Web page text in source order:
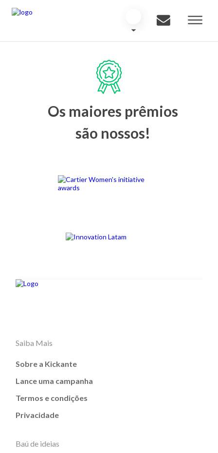
Os maiores prêmios
são nossos!
Saiba Mais
Sobre a Kickante
Lance uma campanha
Termos e condições
Privacidade
Baú de ideias